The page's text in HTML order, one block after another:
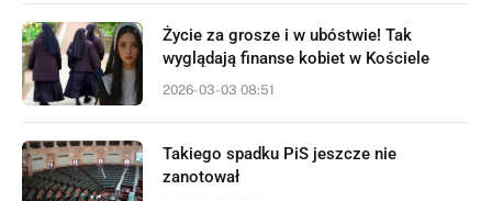
Życie za grosze i w ubóstwie! Tak
wyglądają finanse kobiet w Kościele
2026-03-03 08:51
Takiego spadku PiS jeszcze nie
zanotował